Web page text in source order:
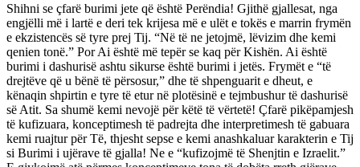
Shihni se çfarë burimi jete që është Perëndia! Gjithë gjallesat, nga
engjëlli më i lartë e deri tek krijesa më e ulët e tokës e marrin frymën
e ekzistencës së tyre prej Tij. “Në të ne jetojmë, lëvizim dhe kemi
qenien tonë.” Por Ai është më tepër se kaq për Kishën. Ai është
burimi i dashurisë ashtu sikurse është burimi i jetës. Frymët e “të
drejtëve që u bënë të përsosur,” dhe të shpenguarit e dheut, e
kënaqin shpirtin e tyre të etur në plotësinë e tejmbushur të dashurisë
së Atit. Sa shumë kemi nevojë për këtë të vërtetë! Çfarë pikëpamjesh
të kufizuara, konceptimesh të padrejta dhe interpretimesh të gabuara
kemi ruajtur për Të, thjesht sepse e kemi anashkaluar karakterin e Tij
si Burimi i ujërave të gjalla! Ne e “kufizojmë të Shenjtin e Izraelit.”